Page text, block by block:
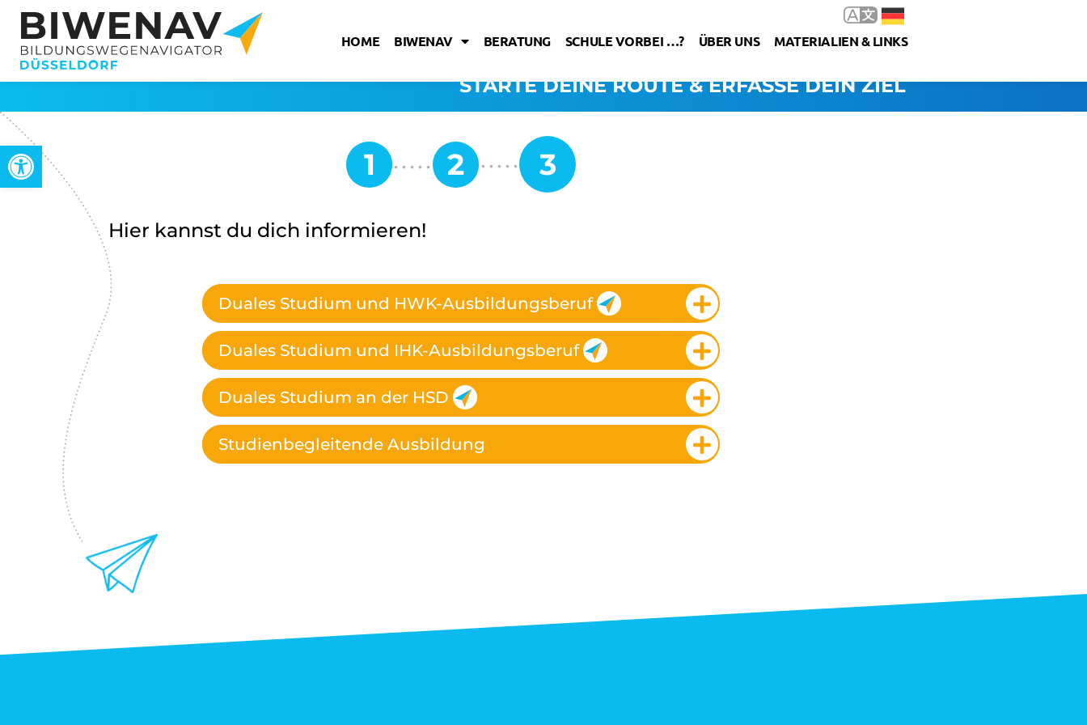
Open toolbar
HOME BIWENAV BERATUNG SCHULE VORBEI …? ÜBER UNS MATERIALIEN & LINKS
STARTE DEINE ROUTE & ERFASSE DEIN ZIEL
Hier kannst du dich informieren!
Duales Studium und HWK-Ausbildungsberuf
Duales Studium und IHK-Ausbildungsberuf
Duales Studium an der HSD
Studienbegleitende Ausbildung